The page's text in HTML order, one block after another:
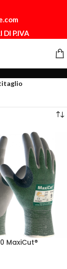
DI P.IVA
MaxiCut®